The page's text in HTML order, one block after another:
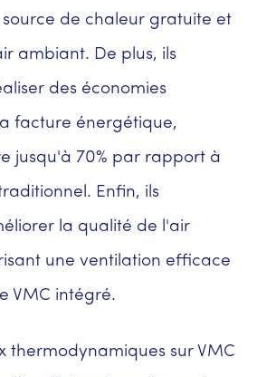
source de chaleur gratuite et
ambiant. De plus, ils
des économies
facture énergétique,
jusqu'à 70% par rapport à
Enfin, ils
la qualité de l'air
une ventilation efficace
VMC intégré.
thermodynamiques sur VMC